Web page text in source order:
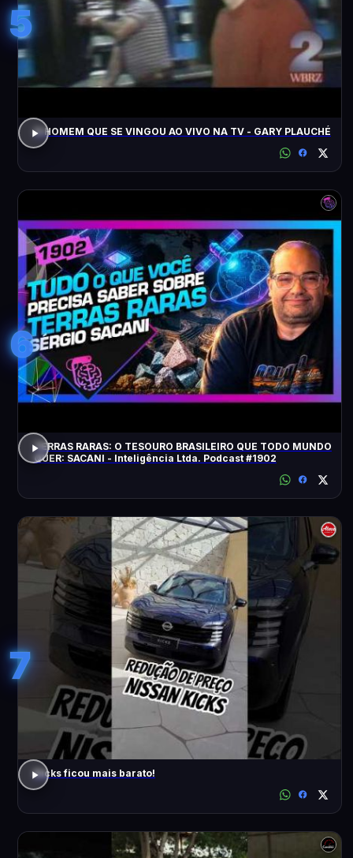
5
O HOMEM QUE SE VINGOU AO VIVO NA TV - GARY PLAUCHÉ
6
TERRAS RARAS: O TESOURO BRASILEIRO QUE TODO MUNDO
QUER: SACANI - Inteligência Ltda. Podcast #1902
7
Kicks ficou mais barato!